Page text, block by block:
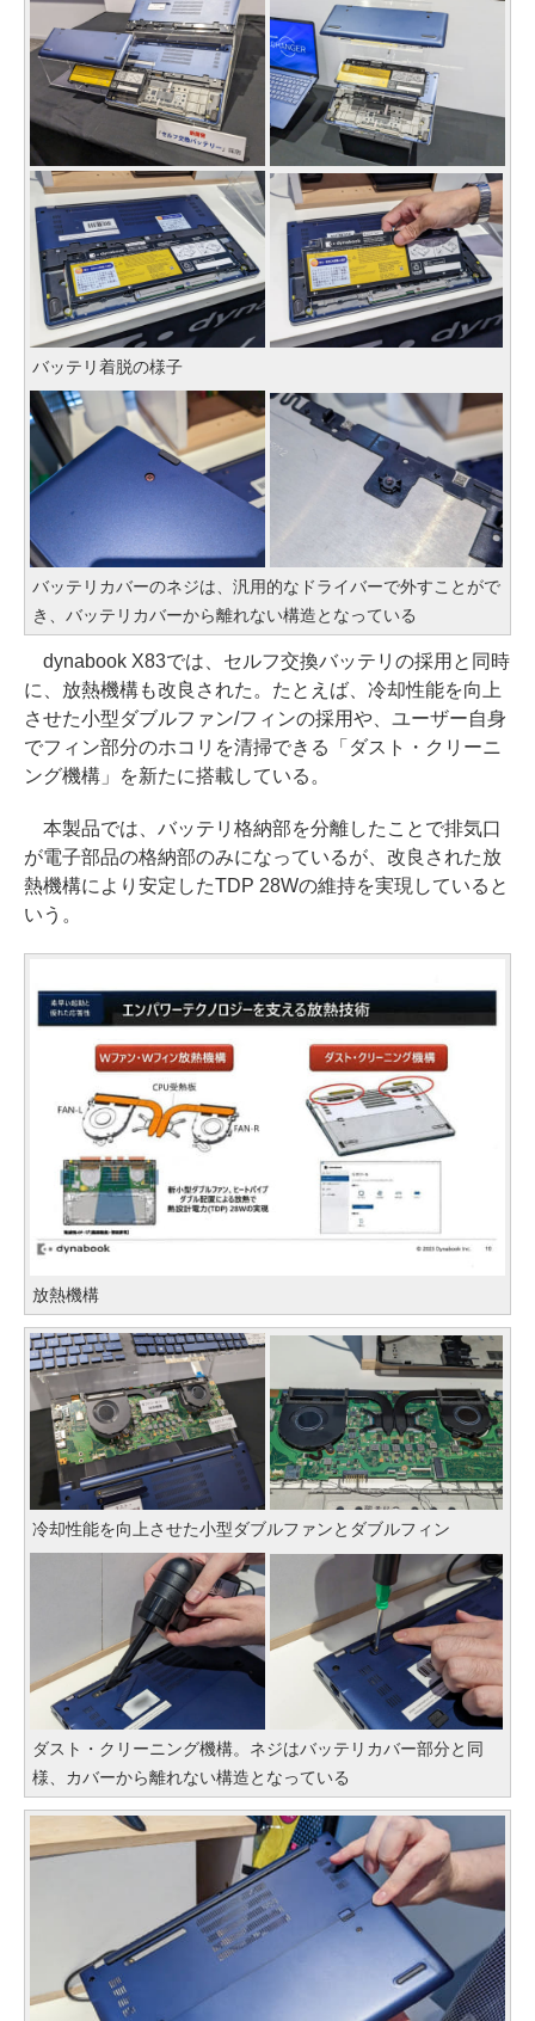
バッテリ着脱の様子
バッテリカバーのネジは、汎用的なドライバーで外すことがで
き、バッテリカバーから離れない構造となっている
dynabook X83では、セルフ交換バッテリの採用と同時
に、放熱機構も改良された。たとえば、冷却性能を向上
させた小型ダブルファン/フィンの採用や、ユーザー自身
でフィン部分のホコリを清掃できる「ダスト・クリーニ
ング機構」を新たに搭載している。
本製品では、バッテリ格納部を分離したことで排気口
が電子部品の格納部のみになっているが、改良された放
熱機構により安定したTDP 28Wの維持を実現していると
いう。
放熱機構
冷却性能を向上させた小型ダブルファンとダブルフィン
ダスト・クリーニング機構。ネジはバッテリカバー部分と同
様、カバーから離れない構造となっている